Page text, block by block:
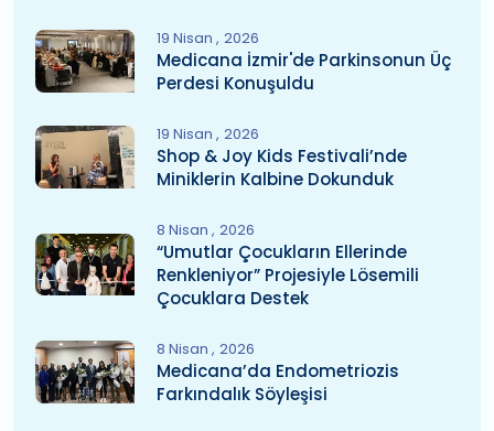
19 Nisan 2026
Medicana İzmir'de Parkinsonun Üç
Perdesi Konuşuldu
19 Nisan 2026
Shop & Joy Kids Festivali’nde
Miniklerin Kalbine Dokunduk
8 Nisan 2026
“Umutlar Çocukların Ellerinde
Renkleniyor” Projesiyle Lösemili
Çocuklara Destek
8 Nisan 2026
Medicana’da Endometriozis
Farkındalık Söyleşisi